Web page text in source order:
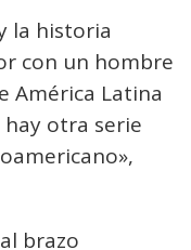
la historia
con un hombre
América Latina
otra serie
brazo